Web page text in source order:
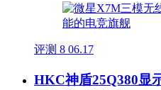
评测 8 06.17
HKC神盾25Q380显